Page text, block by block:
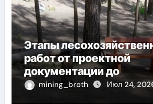
Этапы
работ от проектной
документации до
противопожарных
и обустройства мест
mining_broth Июл 24,